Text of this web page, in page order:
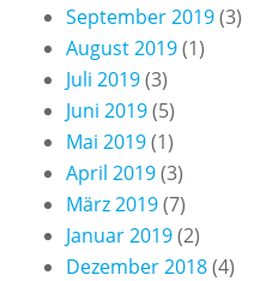
September 2019(3)
August 2019(1)
Juli 2019(3)
Juni 2019(5)
Mai 2019(1)
April 2019(3)
März 2019(7)
Januar 2019(2)
Dezember 2018(4)